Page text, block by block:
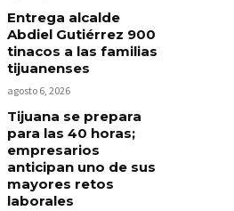
Entrega alcalde
Abdiel Gutiérrez 900
tinacos a las familias
tijuanenses
agosto 6, 2026
Tijuana se prepara
para las 40 horas;
empresarios
anticipan uno de sus
mayores retos
laborales